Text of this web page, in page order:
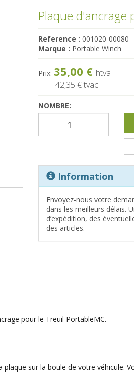
Plaque d'ancrage
Reference : 001020-00080
Marque : Portable Winch
Prix: 35,00 € htva
42,35 €tvac
NOMBRE:
Information
Envoyez-nous votre
dans les meilleurs délais.
d’expédition, des
des articles.
pour le Treuil PortableMC.
sur la boule de votre véhicule.